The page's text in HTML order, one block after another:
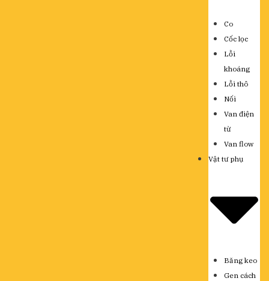
Co
Cốc lọc
Lỗi
khoáng
Lỗi thô
Nối
Van điện
từ
Van flow
Vật tư phụ
Băng keo
Gen cách